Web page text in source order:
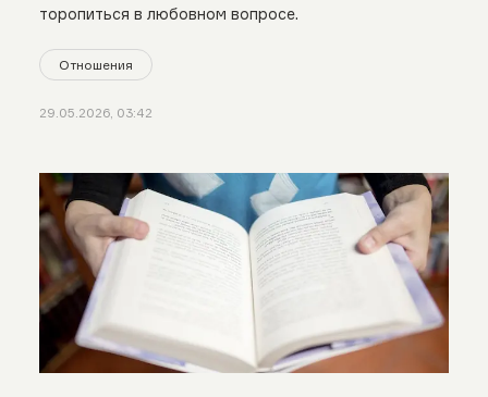
торопиться в любовном вопросе.
Отношения
29.05.2026, 03:42